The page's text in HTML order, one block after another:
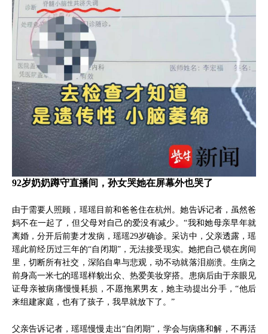
92岁奶奶蹲守直播间，孙女哭她在屏幕外也哭了
由于需要人照顾，瑶瑶目前和爸爸住在杭州。她告诉记者，虽然爸
妈不在一起了，但父母对自己的爱没有减少。“我和她母亲早年就
离婚，分开后前妻才发病，瑶瑶29岁确诊。采访中，父亲透露，瑶
瑶此前经历过三年的“自闭期”，无法接受现实。她把自己锁在房间
里，切断所有社交，深陷自卑与悲观，动不动就落泪崩溃。生病之
前身高一米七的瑶瑶样貌出众、热爱美妆穿搭。患病后由于亲眼见
证母亲被病痛慢慢耗损，不愿拖累男友，她主动提出分手，“他后
来组建家庭，也有了孩子，我早就放下了。”
父亲告诉记者，瑶瑶慢慢走出“自闭期”，学会与病痛和解，不再活